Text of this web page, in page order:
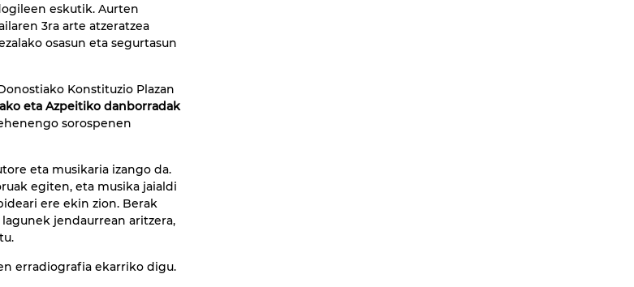
eskutik. Aurten
3ra arte atzeratzea
osasun eta segurtasun
Konstituzio Plazan
eta Azpeitiko danborradak
sorospenen
eta musikaria izango da.
egiten, eta musika jaialdi
ere ekin zion. Berak
jendaurrean aritzera,
erradiografia ekarriko digu.